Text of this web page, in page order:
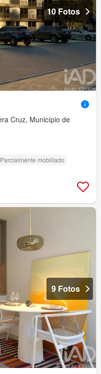
10 Fotos
Cruz, Município de
Parcialmente mobiliado
9 Fotos